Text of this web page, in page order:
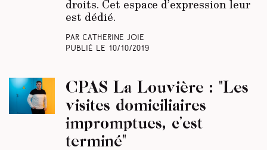
droits. Cet espace d’expression leur
est dédié.
Par Catherine Joie
Publié le 10/10/2019
CPAS La Louvière : "Les
visites domiciliaires
impromptues, c’est
terminé"